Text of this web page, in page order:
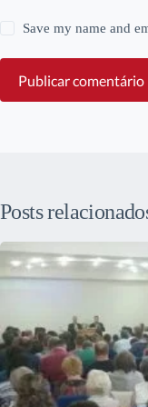
Save my name and
Publicar comentário
Posts